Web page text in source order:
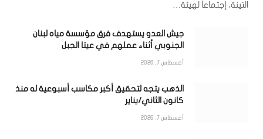
التينة، إجتماعاً لهيئة…
جيش العدو يستهدف فرق مؤسسة مياه لبنان
الجنوبي أثناء عملهم في عيتا الجبل
أغسطس 7, 2026
الذهب يتجه لتحقيق أكبر مكاسب أسبوعية له منذ
كانون الثاني/يناير
أغسطس 7, 2026